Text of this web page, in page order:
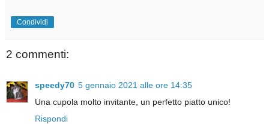
Condividi
2 commenti:
speedy70 5 gennaio 2021 alle ore 14:35
Una cupola molto invitante, un perfetto piatto unico!
Rispondi